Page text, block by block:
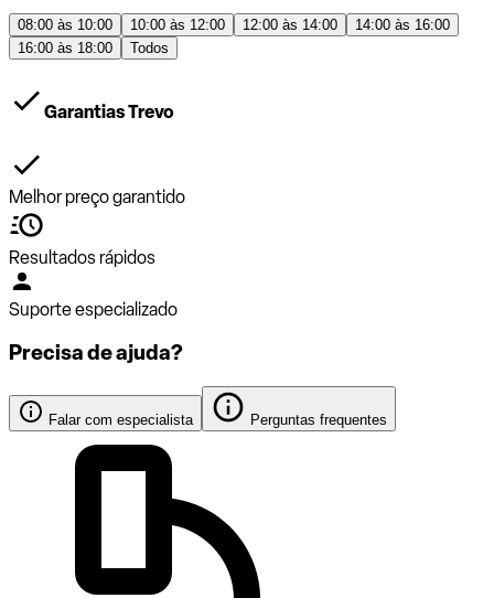
08:00 às 10:00 10:00 às 12:00 12:00 às 14:00
14:00 às 16:00
16:00 às 18:00
Todos
Garantias Trevo
Melhor preço garantido
Resultados rápidos
Suporte especializado
Precisa de ajuda?
Falar com especialista Perguntas frequentes